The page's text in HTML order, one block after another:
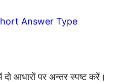
Answer Type
दो आधारों पर अन्तर स्पष्ट करें।